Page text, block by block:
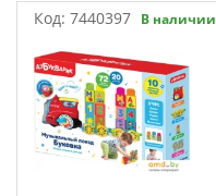
Код: 7440397 В наличии